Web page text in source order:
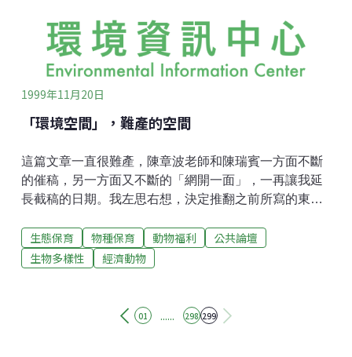
南開發案違反氣候變化綱要公約的精神與國際潮流，且
黑面琵鷺在「國際重要濕
1999年11月20日
「環境空間」，難產的空間
這篇文章一直很難產，陳章波老師和陳瑞賓一方面不斷
的催稿，另一方面又不斷的「網開一面」，一再讓我延
長截稿的日期。我左思右想，決定推翻之前所寫的東
瓦參加第七屆「國際人與動物互動關係研討會」之便，
順道安排拜訪西歐及北歐的動物保護團體。在荷蘭，我
外，同時也前往位於斯德哥爾摩的地球之友（Friends of
生態保育 物種保育 動物福利
公共論壇
生物多樣性
經濟動物
01 ...... 298 299